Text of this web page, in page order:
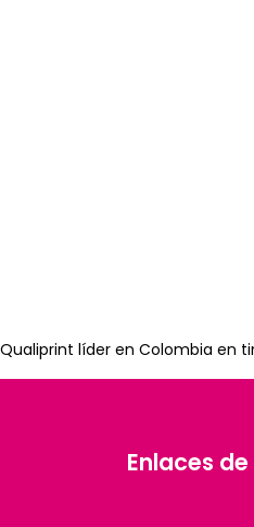
Qualiprint líder en Colombia en
Enlaces